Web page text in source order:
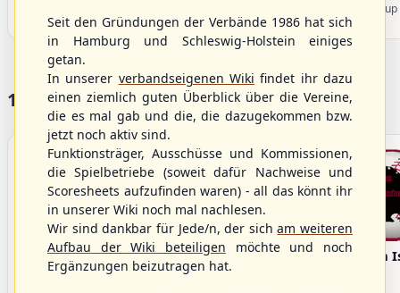
Championship B Pool 2026 - Group
Germany
17 Vereine im S/HBV
Bargenstedt
Beavers
Elmshorn Alligators Fehmarn
Seit den Gründungen der Verbände 1986 hat sich
in Hamburg und Schleswig-Holstein einiges
getan.
In unserer verbandseigenen Wiki findet ihr dazu
einen ziemlich guten Überblick über die Vereine,
die es mal gab und die, die dazugekommen bzw.
jetzt noch aktiv sind.
Funktionsträger, Ausschüsse und Kommissionen,
die Spielbetriebe (soweit dafür Nachweise und
Scoresheets aufzufinden waren) - all das könnt ihr
in unserer Wiki noch mal nachlesen.
Wir sind dankbar für Jede/n, der sicham weiteren
Aufbau der Wiki beteiligen möchte und noch
Ergänzungen beizutragen hat.